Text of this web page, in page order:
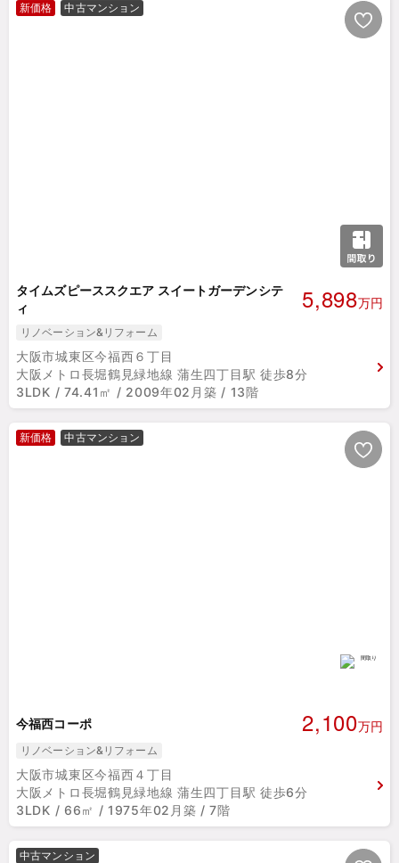
新価格 中古マンション
タイムズピーススクエア スイートガーデンシテ
ィ
5,898万円
リノベーション&リフォーム
大阪市城東区今福西６丁目
大阪メトロ長堀鶴見緑地線 蒲生四丁目駅 徒歩8分
3LDK / 74.41㎡ / 2009年02月築 / 13階
新価格 中古マンション
今福西コーポ 2,100万円
リノベーション&リフォーム
大阪市城東区今福西４丁目
大阪メトロ長堀鶴見緑地線 蒲生四丁目駅 徒歩6分
3LDK / 66㎡ / 1975年02月築 / 7階
中古マンション